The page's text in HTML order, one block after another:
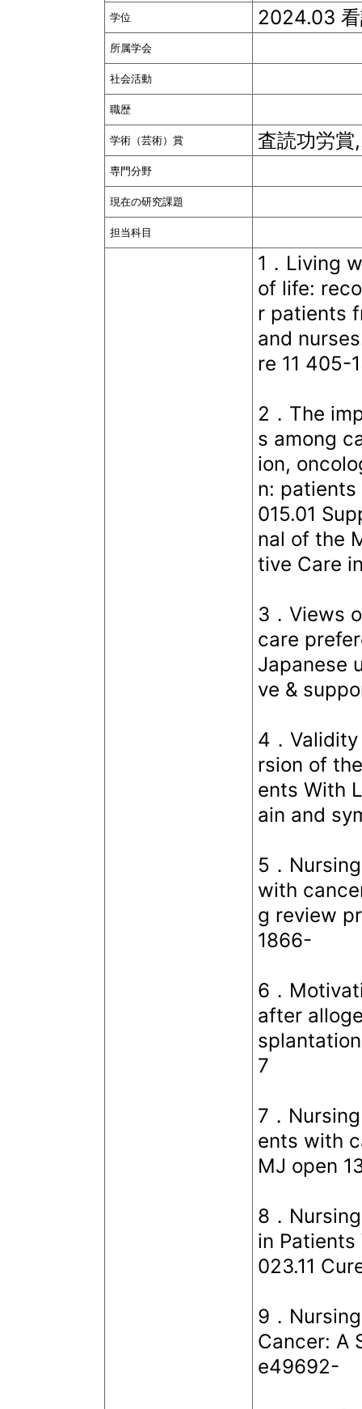
学位 2024.03
所属学会
社会活動
職歴
学術（芸術）賞 査読功労
専門分野
現在の研究課題
担当科目
1．Living
of life:
r patients
and
re 11 405-
2．The
s among
ion,
n:
015.01
nal of the
tive Care
3．Views
care
Japanese
ve &
4．
rsion of
ents With
ain and
5．
with
g review
1866-
6．
after
7
7．
ents with
MJ open
8．
in Patients
023.11
9．
Cancer: A
e49692-